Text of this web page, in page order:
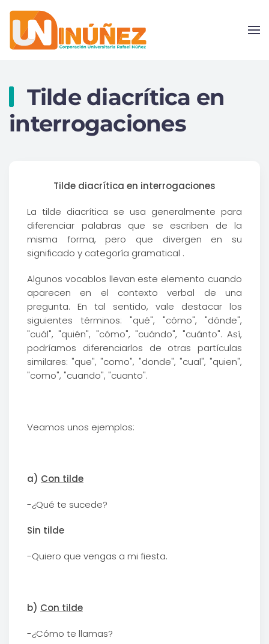
Skip to main content
Tilde diacrítica en
interrogaciones
Tilde diacrítica en interrogaciones
La tilde diacrítica se usa generalmente para
diferenciar palabras que se escriben de la
misma forma, pero que divergen en su
significado y categoría gramatical .
Algunos vocablos llevan este elemento cuando
aparecen en el contexto verbal de una
pregunta. En tal sentido, vale destacar los
siguientes términos: "qué", "cómo", "dónde",
"cuál", "quién", "cómo", "cuándo", "cuánto". Así,
podríamos diferenciarlos de otras partículas
similares: "que", "como", "donde", "cual", "quien",
"como", "cuando", "cuanto".
Veamos unos ejemplos:
a) Con tilde
-¿Qué te sucede?
Sin tilde
-Quiero que vengas a mi fiesta.
b) Con tilde
-¿Cómo te llamas?